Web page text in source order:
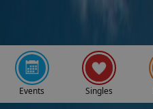
Events Singles